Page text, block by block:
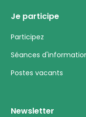
Je participe
Participez
Séances
Postes vacants
Newsletter